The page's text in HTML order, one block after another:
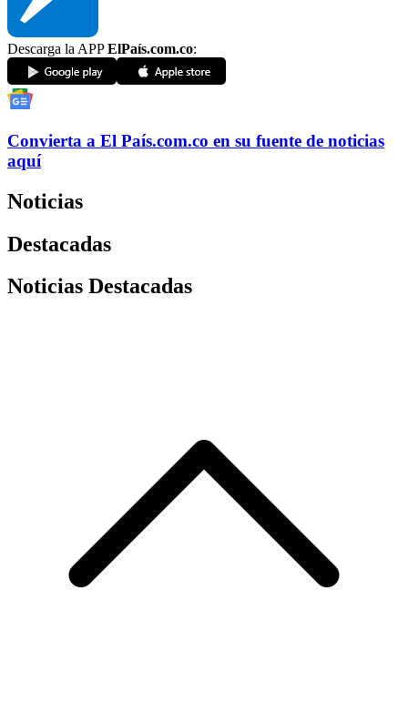
Descarga la APPElPaís.com.co:
Convierta a El País.com.co en su fuente de noticias
aquí
Noticias
Destacadas
Noticias Destacadas